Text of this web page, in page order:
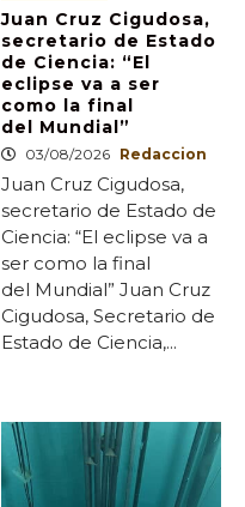
Juan Cruz Cigudosa,
secretario de Estado
de Ciencia: “El
eclipse va a ser
como la final
del Mundial”
03/08/2026 Redaccion
Juan Cruz Cigudosa,
secretario de Estado de
Ciencia: “El eclipse va a
ser como la final
del Mundial” Juan Cruz
Cigudosa, Secretario de
Estado de Ciencia,...